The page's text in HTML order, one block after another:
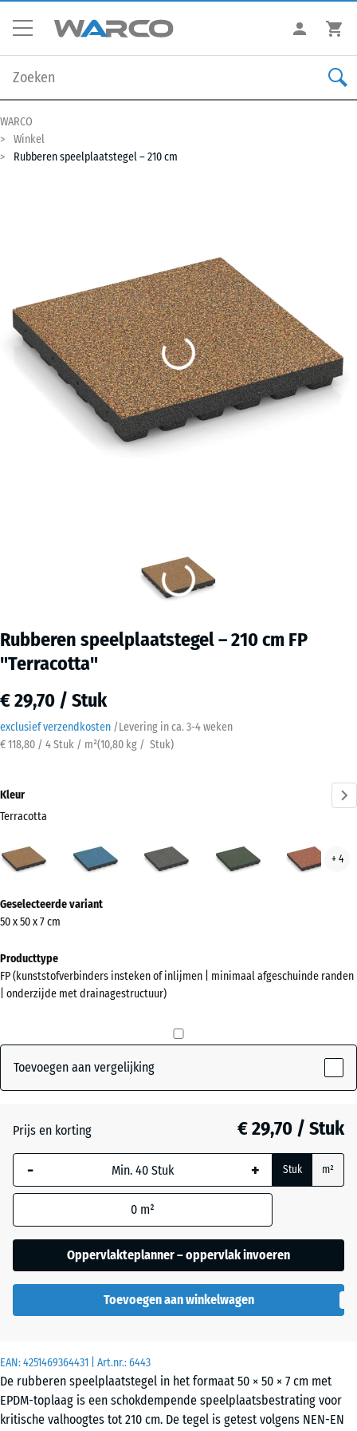
WARCO
Winkel
Rubberen speelplaatstegel – 210 cm
Rubberen speelplaatstegel – 210 cm FP
"Terracotta"
€ 29,70 / Stuk
exclusief verzendkosten /Levering in ca. 3-4 weken
€ 118,80 / 4 Stuk / m²(10,80 kg / Stuk)
EAN:4251469364431 | Art.nr.:6443
De rubberen speelplaatstegel in het formaat 50 × 50 × 7 cm met
EPDM-toplaag is een schokdempende speelplaatsbestrating voor
kritische valhoogtes tot 210 cm. De tegel is getest volgens NEN-EN
Kleur
Terracotta
Terracotta
(active)
Atlantisch
Donkergrijs
graniet
gazon
+ 4
informatie
over
kleuren?
Kleurenpalet
(active)
Donkergrijs
graniet
Grijs
graniet
Geselecteerde variant
50 x 50 x 7 cm
Producttype
FP (kunststofverbinders insteken of inlijmen | minimaal afgeschuinde randen
| onderzijde met drainagestructuur)
Toevoegen aan vergelijking
Prijs en korting € 29,70 / Stuk
- + Stuk m²
0 m²
Oppervlakteplanner – oppervlak invoeren
Toevoegen aan winkelwagen